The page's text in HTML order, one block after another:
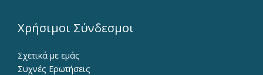
Χρήσιμοι Σύνδεσμοι
Σχετικά με εμάς
Συχνές Ερωτήσεις